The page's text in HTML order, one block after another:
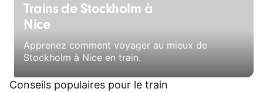
Trains de Stockholm à
Nice
Apprenez comment voyager au mieux de
Stockholm à Nice en train.
Conseils populaires pour le train